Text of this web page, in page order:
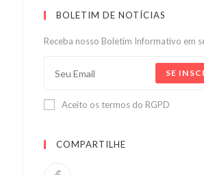
BOLETIM DE NOTÍCIAS
Receba nosso Boletim Informativo em
SE
Aceito os termos do RGPD
COMPARTILHE